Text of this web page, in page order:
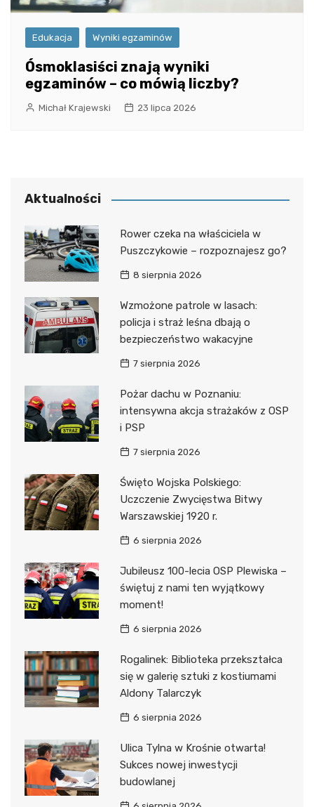
Edukacja Wyniki egzaminów
Ósmoklasiści znają wyniki
egzaminów – co mówią liczby?
Michał Krajewski 23 lipca 2026
Aktualności
Rower czeka na właściciela w
Puszczykowie – rozpoznajesz go?
8 sierpnia 2026
Wzmożone patrole w lasach:
policja i straż leśna dbają o
bezpieczeństwo wakacyjne
7 sierpnia 2026
Pożar dachu w Poznaniu:
intensywna akcja strażaków z OSP
i PSP
7 sierpnia 2026
Święto Wojska Polskiego:
Uczczenie Zwycięstwa Bitwy
Warszawskiej 1920 r.
6 sierpnia 2026
Jubileusz 100-lecia OSP Plewiska –
świętuj z nami ten wyjątkowy
moment!
6 sierpnia 2026
Rogalinek: Biblioteka przekształca
się w galerię sztuki z kostiumami
Aldony Talarczyk
6 sierpnia 2026
Ulica Tylna w Krośnie otwarta!
Sukces nowej inwestycji
budowlanej